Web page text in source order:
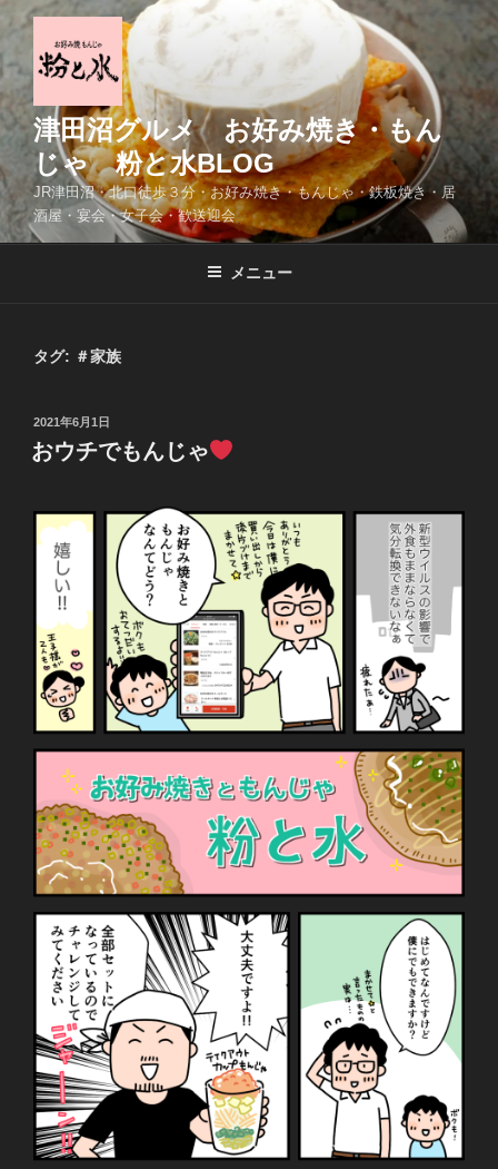
コ
テ
ン
ツ
ス
キ
ッ
津田沼グルメ お好み焼き・もん
じゃ 粉と水BLOG
JR津田沼・北口徒歩３分・お好み焼き・もんじゃ・鉄板焼き・居
酒屋・宴会・女子会・歓送迎会
メニュー
タグ: ＃家族
投
稿
日:
2021年6月1日
おウチでもんじゃ